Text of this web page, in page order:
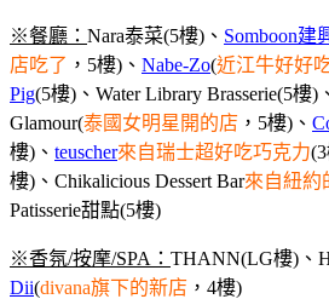
※餐廳： Nara泰菜(5樓)、 Somboon建
店吃了 ，5樓)、 Nabe-Zo(近江牛好好
Pig(5樓)、Water Library Brasserie(5樓)
Glamour(泰國女明星開的店 ，5樓)、
樓)、 teuscher來自瑞士超好吃巧克力
樓)、Chikalicious Dessert Bar來自紐約
Patisserie甜點(5樓)
※香氛/按摩/SPA： THANN(LG樓)、
Dii(divana旗下的新店 ，4樓)